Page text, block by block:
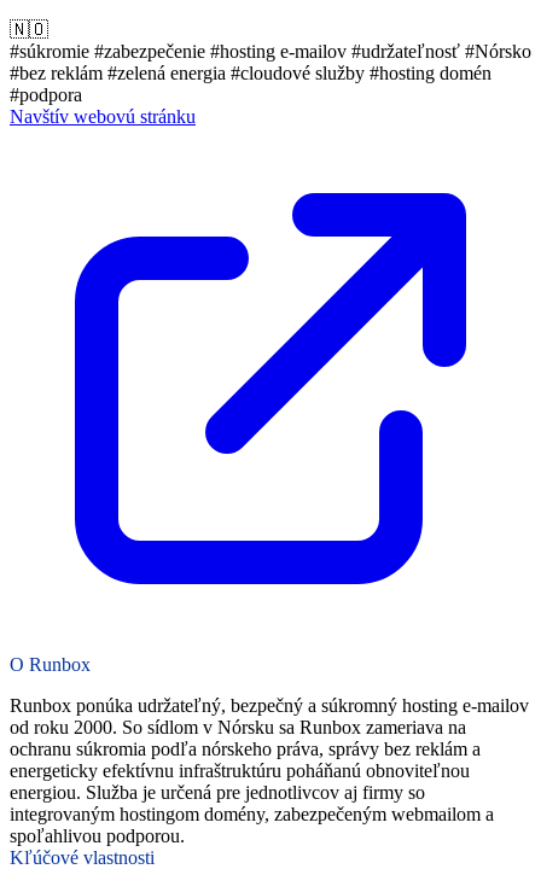
🇳🇴
#súkromie #zabezpečenie #hosting e-mailov #udržateľnosť #Nórsko
#bez reklám #zelená energia #cloudové služby #hosting domén
#podpora
Navštív webovú stránku
O Runbox
Runbox ponúka udržateľný, bezpečný a súkromný hosting e-mailov
od roku 2000. So sídlom v Nórsku sa Runbox zameriava na
ochranu súkromia podľa nórskeho práva, správy bez reklám a
energeticky efektívnu infraštruktúru poháňanú obnoviteľnou
energiou. Služba je určená pre jednotlivcov aj firmy so
integrovaným hostingom domény, zabezpečeným webmailom a
spoľahlivou podporou.
Kľúčové vlastnosti